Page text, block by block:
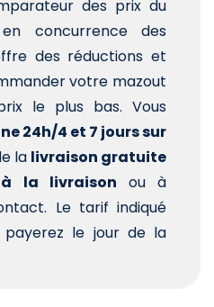
des prix du
concurrence des
des réductions et
votre mazout
le plus bas. Vous
24h/4 et 7 jours sur
la livraison gratuite
la livraison ou à
Le tarif indiqué
le jour de la